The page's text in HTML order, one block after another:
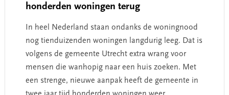
honderden woningen terug
In heel Nederland staan ondanks de woningnood
nog tienduizenden woningen langdurig leeg. Dat is
volgens de gemeente Utrecht extra wrang voor
mensen die wanhopig naar een huis zoeken. Met
een strenge, nieuwe aanpak heeft de gemeente in